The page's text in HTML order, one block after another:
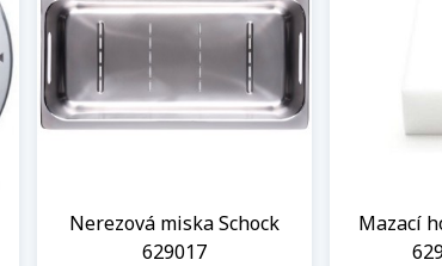
Nerezová miska Schock
629017
Mazací